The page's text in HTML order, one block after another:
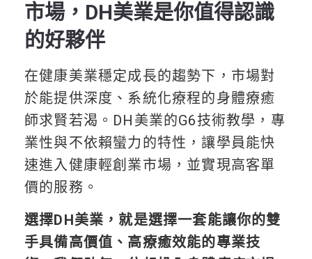
市場，DH美業是你值得認識
的好夥伴
在健康美業穩定成長的趨勢下，市場對
於能提供深度、系統化療程的身體療癒
師求賢若渴。DH美業的G6技術教學，專
業性與不依賴蠻力的特性，讓學員能快
速進入健康輕創業市場，並實現高客單
價的服務。
選擇DH美業，就是選擇一套能讓你的雙
手具備高價值、高療癒效能的專業技